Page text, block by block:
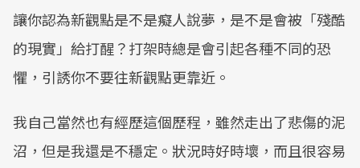
讓你認為新觀點是不是癡人說夢，是不是會被「殘酷
的現實」給打醒？打架時總是會引起各種不同的恐
懼，引誘你不要往新觀點更靠近。
我自己當然也有經歷這個歷程，雖然走出了悲傷的泥
沼，但是我還是不穩定。狀況時好時壞，而且很容易